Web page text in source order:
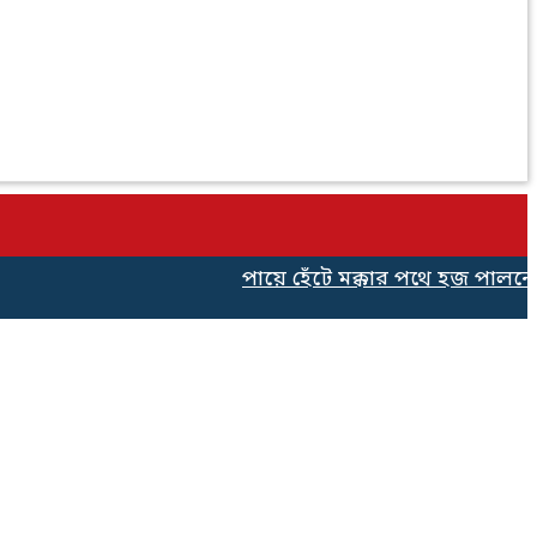
পায়ে হেঁটে মক্কার পথে হজ পালনের